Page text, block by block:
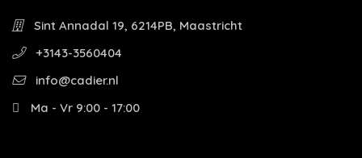
Sint Annadal 19, 6214PB, Maastricht
+3143-3560404
info@cadier.nl
Ma - Vr 9:00 - 17:00